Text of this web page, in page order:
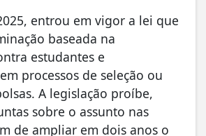
entrou em vigor a lei que
baseada na
estudantes e
processos de seleção ou
A legislação proíbe,
sobre o assunto nas
de ampliar em dois anos o